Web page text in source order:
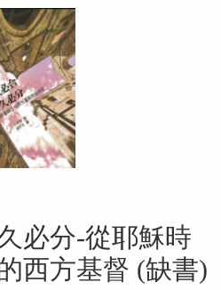
必分-從耶穌時
西方基督 (缺書)